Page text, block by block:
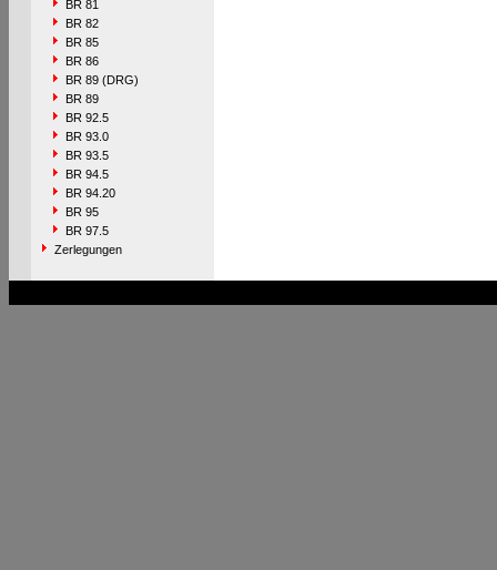
BR 81
BR 82
BR 85
BR 86
BR 89 (DRG)
BR 89
BR 92.5
BR 93.0
BR 93.5
BR 94.5
BR 94.20
BR 95
BR 97.5
Zerlegungen